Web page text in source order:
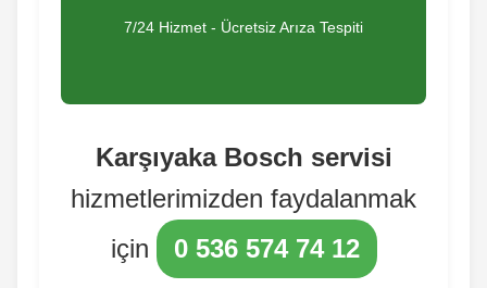
7/24 Hizmet - Ücretsiz Arıza Tespiti
Karşıyaka Bosch servisi
hizmetlerimizden faydalanmak
için
0 536 574 74 12